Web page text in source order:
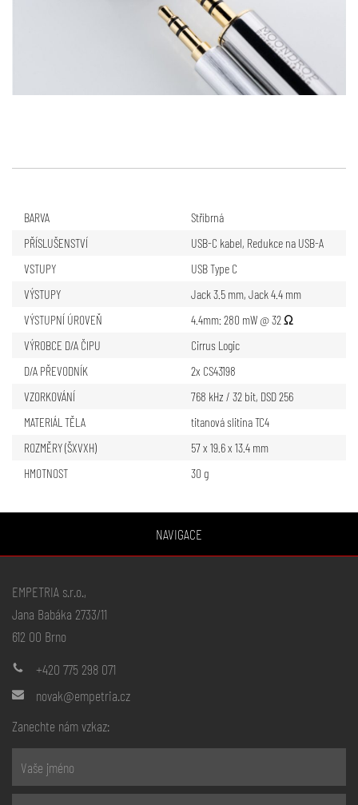
BARVA
Stříbrná
PŘÍSLUŠENSTVÍ
USB-C kabel, Redukce na USB-A
VSTUPY
USB Type C
VÝSTUPY
Jack 3.5 mm, Jack 4.4 mm
VÝSTUPNÍ ÚROVEŇ
4.4mm: 280 mW @ 32 Ω
VÝROBCE D/A ČIPU
Cirrus Logic
D/A PŘEVODNÍK
2x CS43198
VZORKOVÁNÍ
768 kHz / 32 bit, DSD 256
MATERIÁL TĚLA
titanová slitina TC4
ROZMĚRY (ŠXVXH)
57 x 19.6 x 13.4 mm
HMOTNOST
30 g
NAVIGACE
EMPETRIA s.r.o.,
Jana Babáka 2733/11
612 00 Brno
+420 775 298 071
novak@empetria.cz
Zanechte nám vzkaz: